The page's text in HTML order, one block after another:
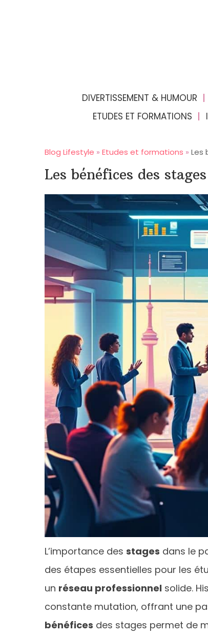
DIVERTISSEMENT & HUMOUR
ETUDES ET FORMATIONS
Blog Lifestyle » Etudes et formations » Les
Les bénéfices des
L’importance des stages dans le
des étapes essentielles pour les
un réseau professionnel solide.
constante mutation, offrant une
bénéfices des stages permet de